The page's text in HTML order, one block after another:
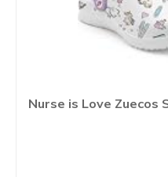
Nurse is Love Zuecos